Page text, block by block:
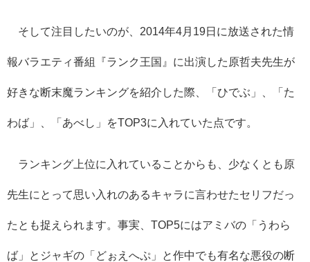
そして注目したいのが、2014年4月19日に放送された情
報バラエティ番組『ランク王国』に出演した原哲夫先生が
好きな断末魔ランキングを紹介した際、「ひでぶ」、「た
わば」、「あべし」をTOP3に入れていた点です。
ランキング上位に入れていることからも、少なくとも原
先生にとって思い入れのあるキャラに言わせたセリフだっ
たとも捉えられます。事実、TOP5にはアミバの「うわら
ば」とジャギの「どぉえへぷ」と作中でも有名な悪役の断